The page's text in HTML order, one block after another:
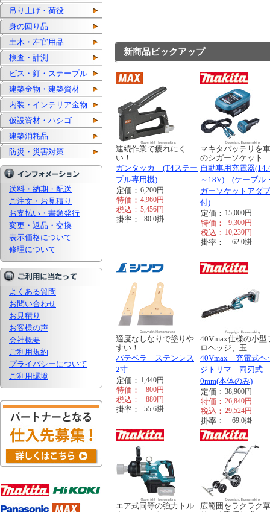
吊り上げ・荷役
身の回り品
土木・左官用品
検査・計測
ビス・釘・ステープル
建築金物・建築資材
内装・インテリア金物
仮設資材・ハシゴ
建築消耗品
防災・災害対策
送料・納期・配送
ご注文・お見積り
お支払い・書類発行
変更・返品・交換
表示価格について
修理について
よくある質問
お問い合わせ
お見積り
お客様の声
会社概要
ご利用規約
プライバシーについて
ご利用環境
新商品ピックアップ
連続作業で疲れにく
い！
ガンタッカ (T4ステー
プル専用機)
定価： 6,200円
特価： 4,960円
税込： 5,456円
掛率： 80.0掛
マキタバッテリを
のシガーソケット...
自動車用充電器
～18V) (ケーブル
ガーソケットアダ
付)
定価： 15,000円
特価： 9,300円
税込： 10,230円
掛率： 62.0掛
適度なしなりで塗りや
すい！
パテベラ ステンレス
2寸
定価： 1,440円
特価： 800円
税込： 880円
掛率： 55.6掛
40Vmax仕様の小型
ロヘッジ、玉...
40Vmax 充電式ヘ
ジトリマ 両刃式
0mm(本体のみ)
定価： 38,900円
特価： 26,840円
税込： 29,524円
掛率： 69.0掛
エア式同等の強力トル
広範囲をラクラク